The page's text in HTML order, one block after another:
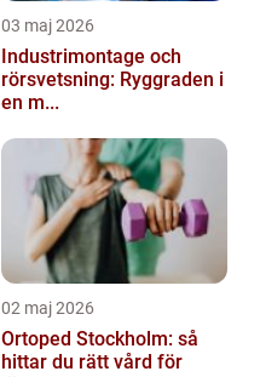
03 maj 2026
Industrimontage och
rörsvetsning: Ryggraden i
en m...
02 maj 2026
Ortoped Stockholm: så
hittar du rätt vård för